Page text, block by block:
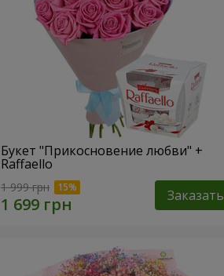
Букет "Прикосновение любви" +
Raffaello
1 999 грн Заказать